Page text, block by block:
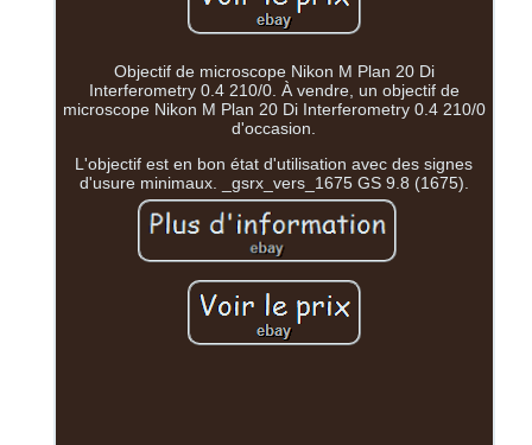
Objectif de microscope Nikon M Plan 20 Di
Interferometry 0.4 210/0. À vendre, un objectif de
microscope Nikon M Plan 20 Di Interferometry 0.4 210/0
d'occasion.
L'objectif est en bon état d'utilisation avec des signes
d'usure minimaux. _gsrx_vers_1675 GS 9.8 (1675).